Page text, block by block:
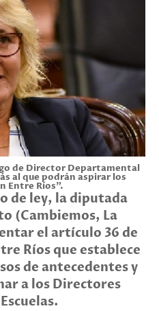
de Director Departamental
al que podrán aspirar los
Entre Ríos".
de ley, la diputada
(Cambiemos, La
el artículo 36 de
Ríos que establece
de antecedentes y
a los Directores